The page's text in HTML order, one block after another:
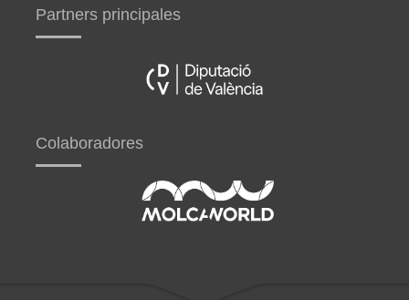
Partners principales
Colaboradores